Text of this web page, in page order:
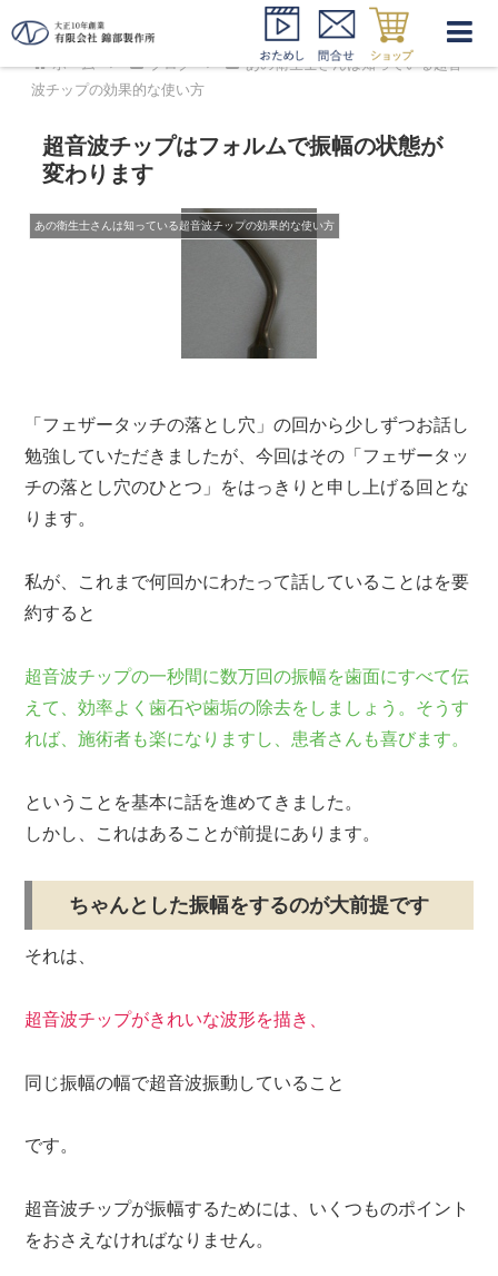
ホーム ブログ
あの衛生士さんは知っている超音
波チップの効果的な使い方
超音波チップはフォルムで振幅の状態が
変わります
あの衛生士さんは知っている超音波チップの効果的な使い方
「フェザータッチの落とし穴」の回から少しずつお話し
勉強していただきましたが、今回はその 「フェザータッ
チの落とし穴のひとつ」 をはっきりと申し上げる回とな
ります。
私が、これまで何回かにわたって話していることはを要
約すると
超音波チップの一秒間に数万回の振幅を歯面にすべて伝
えて、効率よく歯石や歯垢の除去をしましょう。そうす
れば、施術者も楽になりますし、患者さんも喜びます。
ということを基本に話を進めてきました。
しかし、これはあることが前提にあります。
ちゃんとした振幅をするのが大前提です
それは、
超音波チップがきれいな波形を描き、
同じ振幅の幅で超音波振動していること
です。
超音波チップが振幅するためには、いくつものポイント
をおさえなければなりません。